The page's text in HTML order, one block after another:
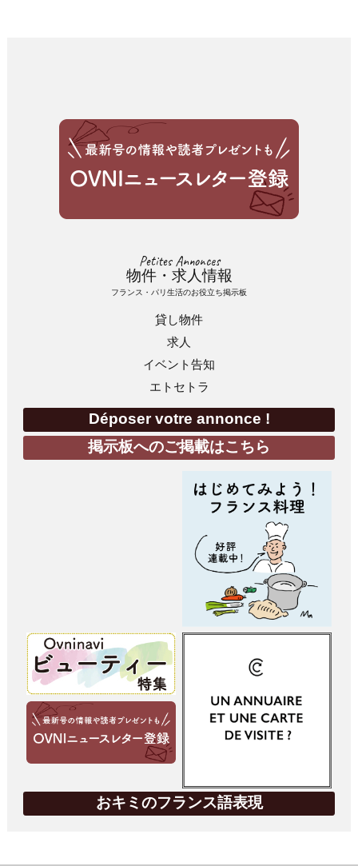
Petites Annonces
物件・求人情報
フランス・パリ生活のお役立ち掲示板
貸し物件
求人
イベント告知
エトセトラ
Déposer votre annonce !
掲示板へのご掲載はこちら
おキミのフランス語表現